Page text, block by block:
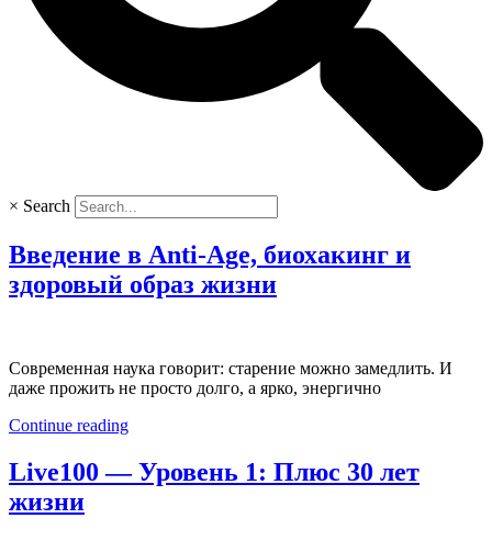
× Search
Введение в Anti-Age, биохакинг и
здоровый образ жизни
Современная наука говорит: старение можно замедлить. И
даже прожить не просто долго, а ярко, энергично
Continue reading
Live100 — Уровень 1: Плюс 30 лет
жизни